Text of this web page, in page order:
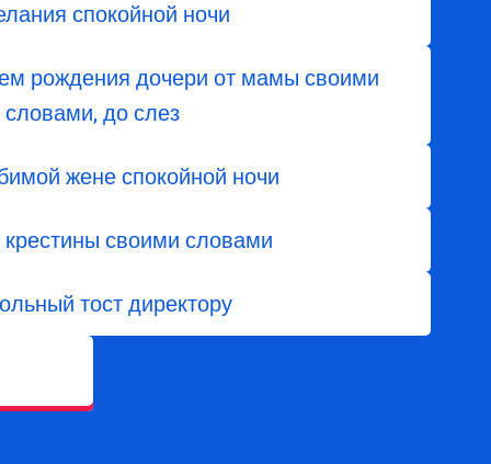
спокойной ночи
​​рождения дочери от мамы своими
словами, до слез
жене спокойной ночи
крестины своими словами
тост директору